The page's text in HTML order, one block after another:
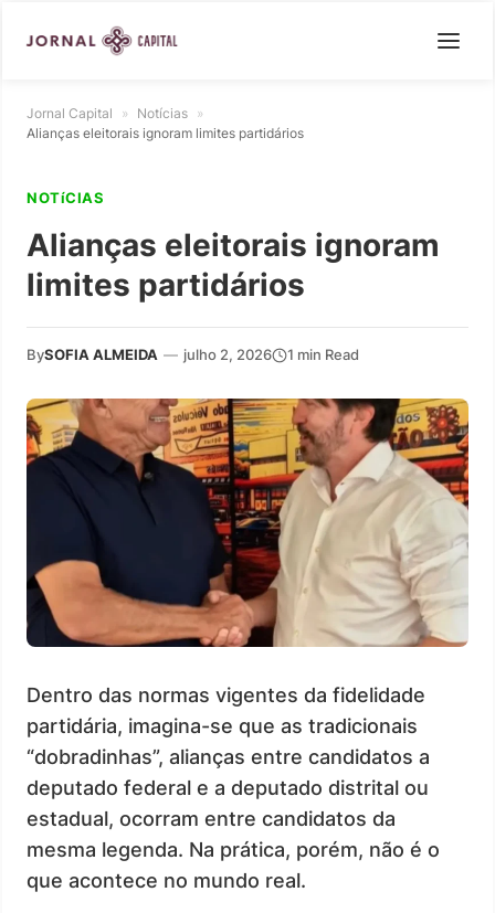
Jornal Capital » Notícias »
Alianças eleitorais ignoram limites partidários
NOTíCIAS
Alianças eleitorais ignoram
limites partidários
BySOFIA ALMEIDA — julho 2, 2026 1 min Read
Dentro das normas vigentes da fidelidade
partidária, imagina-se que as tradicionais
“dobradinhas”, alianças entre candidatos a
deputado federal e a deputado distrital ou
estadual, ocorram entre candidatos da
mesma legenda. Na prática, porém, não é o
que acontece no mundo real.